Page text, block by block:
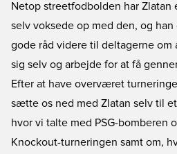
Netop streetfodbolden har Zlatan
selv voksede op med den, og han
gode råd videre til deltagerne om
sig selv og arbejde for at få
Efter at have overværet
sætte os ned med Zlatan selv til
hvor vi talte med PSG-bomberen
Knockout-turneringen samt om,